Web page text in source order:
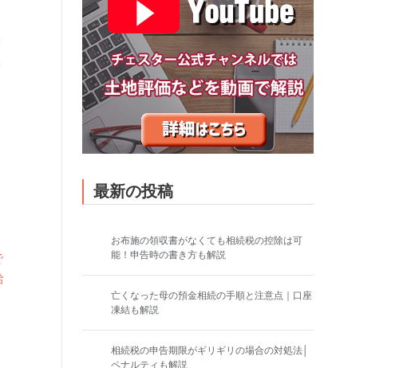
最新の投稿
お布施の領収書がなくても相続税の控除は可
能！申告時の書き方も解説
亡くなった母の預金相続の手順と注意点｜口座
凍結も解説
相続税の申告期限がギリギリの場合の対処法│
ペナルティも解説